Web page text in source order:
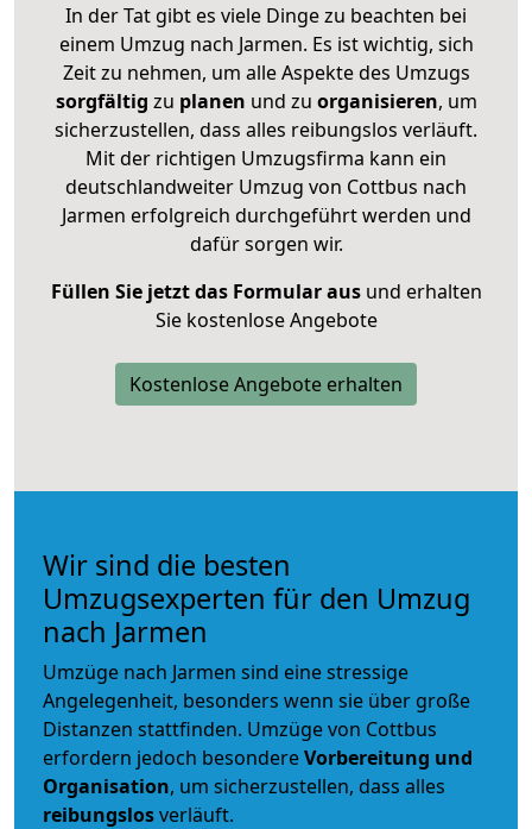
In der Tat gibt es viele Dinge zu beachten bei
einem Umzug nach Jarmen. Es ist wichtig, sich
Zeit zu nehmen, um alle Aspekte des Umzugs
sorgfältig zu planen und zu organisieren, um
sicherzustellen, dass alles reibungslos verläuft.
Mit der richtigen Umzugsfirma kann ein
deutschlandweiter Umzug von Cottbus nach
Jarmen erfolgreich durchgeführt werden und
dafür sorgen wir.
Füllen Sie jetzt das Formular ausund erhalten
Sie kostenlose Angebote
Kostenlose Angebote erhalten
Wir sind die besten
Umzugsexperten für den Umzug
nach Jarmen
Umzüge nach Jarmen sind eine stressige
Angelegenheit, besonders wenn sie über große
Distanzen stattfinden. Umzüge von Cottbus
erfordern jedoch besondereVorbereitung und
Organisation, um sicherzustellen, dass alles
reibungslosverläuft.